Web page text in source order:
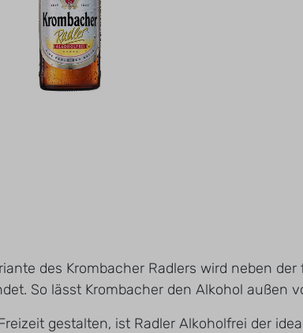
des Krombacher Radlers wird neben
So lässt Krombacher den Alkohol außen
gestalten, ist Radler Alkoholfrei der